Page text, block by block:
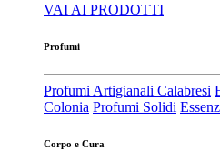
VAI AI PRODOTTI
Profumi
Profumi Artigianali Calabresi
Colonia Profumi Solidi
Corpo e Cura